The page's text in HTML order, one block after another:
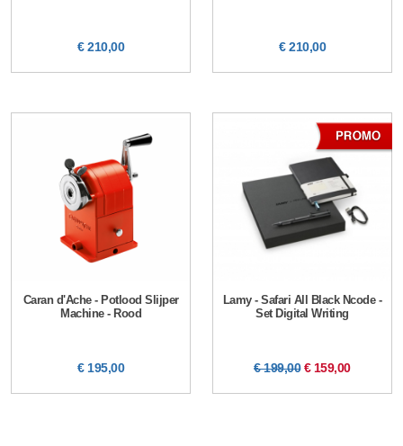
€ 210,00 € 210,00
Caran d'Ache - Potlood Slijper
Machine - Rood
€ 195,00
Lamy - Safari All Black Ncode -
Set Digital Writing
€ 199,00 € 159,00